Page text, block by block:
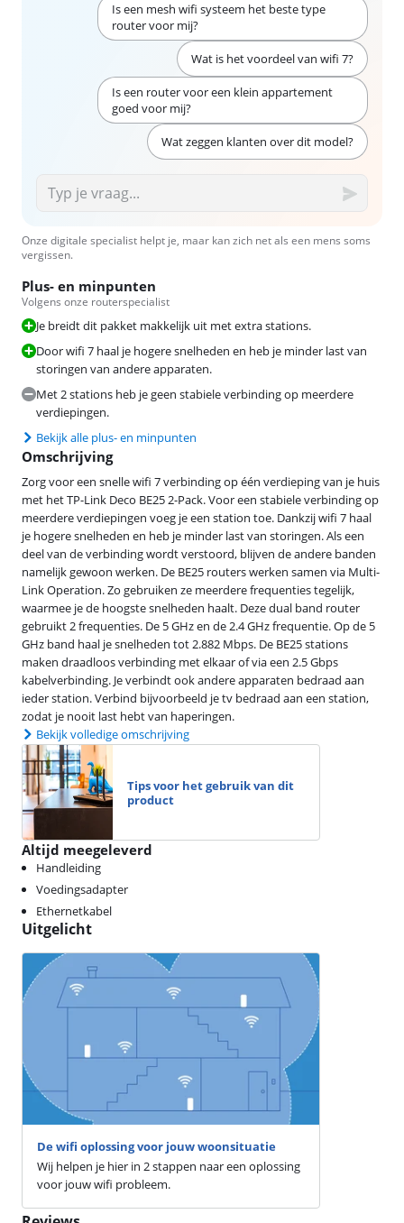
Is een mesh wifi systeem het beste type
router voor mij?
Wat is het voordeel van wifi 7?
Is een router voor een klein appartement
goed voor mij?
Wat zeggen klanten over dit model?
Onze digitale specialist helpt je, maar kan zich net als een mens soms
vergissen.
Plus- en minpunten
Volgens onze routerspecialist
Je breidt dit pakket makkelijk uit met extra stations.
Door wifi 7 haal je hogere snelheden en heb je minder last van
storingen van andere apparaten.
Met 2 stations heb je geen stabiele verbinding op meerdere
verdiepingen.
Bekijk alle plus- en minpunten
Omschrijving
Zorg voor een snelle wifi 7 verbinding op één verdieping van je huis
met het TP-Link Deco BE25 2-Pack. Voor een stabiele verbinding op
meerdere verdiepingen voeg je een station toe. Dankzij wifi 7 haal
je hogere snelheden en heb je minder last van storingen. Als een
deel van de verbinding wordt verstoord, blijven de andere banden
namelijk gewoon werken. De BE25 routers werken samen via Multi-
Link Operation. Zo gebruiken ze meerdere frequenties tegelijk,
waarmee je de hoogste snelheden haalt. Deze dual band router
gebruikt 2 frequenties. De 5 GHz en de 2.4 GHz frequentie. Op de 5
GHz band haal je snelheden tot 2.882 Mbps. De BE25 stations
maken draadloos verbinding met elkaar of via een 2.5 Gbps
kabelverbinding. Je verbindt ook andere apparaten bedraad aan
ieder station. Verbind bijvoorbeeld je tv bedraad aan een station,
zodat je nooit last hebt van haperingen.
Bekijk volledige omschrijving
Tips voor het gebruik van dit
product
Altijd meegeleverd
Handleiding
Voedingsadapter
Ethernetkabel
Uitgelicht
De wifi oplossing voor jouw woonsituatie
Wij helpen je hier in 2 stappen naar een oplossing
voor jouw wifi probleem.